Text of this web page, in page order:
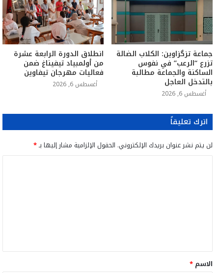
جماعة تزگزاوين: الكلاب الضالة
تزرع “الرعب” في نفوس
الساكنة والجماعة مطالبة
بالتدخل العاجل
أغسطس 6, 2026
انطلاق الدورة الرابعة عشرة
من أولمبياد تيفيناغ ضمن
فعاليات مهرجان تيفاوين
أغسطس 6, 2026
اترك تعليقاً
لن يتم نشر عنوان بريدك الإلكتروني. الحقول الإلزامية مشار إليها بـ*
ق
*
الاسم *